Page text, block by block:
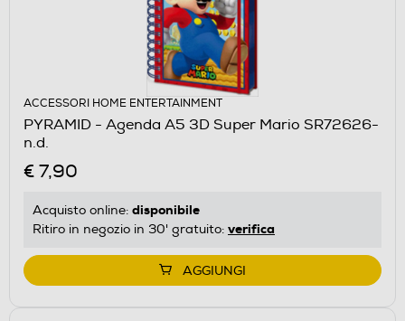
ACCESSORI HOME ENTERTAINMENT
PYRAMID - Agenda A5 3D Super Mario SR72626-
n.d.
€ 7,90
Acquisto online: disponibile
Ritiro in negozio in 30' gratuito: verifica
AGGIUNGI